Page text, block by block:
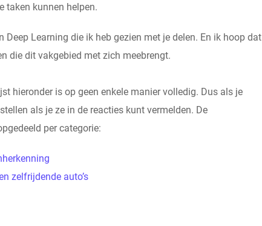
taken kunnen helpen.
Learning die ik heb gezien met je delen. En ik hoop dat
die dit vakgebied met zich meebrengt.
hieronder is op geen enkele manier volledig. Dus als je
als je ze in de reacties kunt vermelden. De
per categorie:
zelfrijdende auto’s